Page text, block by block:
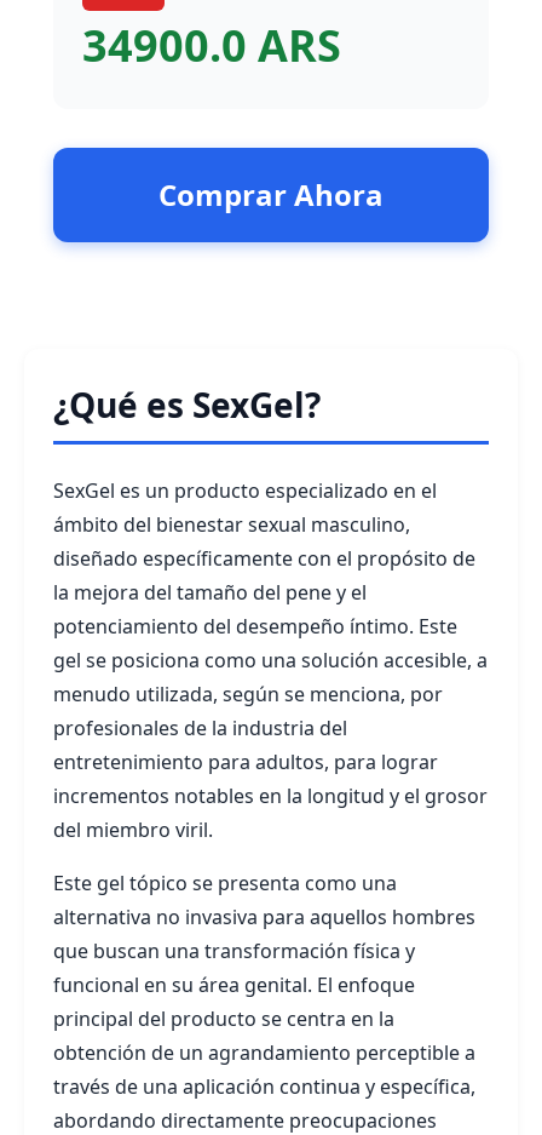
34900.0 ARS
Comprar Ahora
¿Qué es SexGel?
SexGel es un producto especializado en el
ámbito del bienestar sexual masculino,
diseñado específicamente con el propósito de
la mejora del tamaño del pene y el
potenciamiento del desempeño íntimo. Este
gel se posiciona como una solución accesible, a
menudo utilizada, según se menciona, por
profesionales de la industria del
entretenimiento para adultos, para lograr
incrementos notables en la longitud y el grosor
del miembro viril.
Este gel tópico se presenta como una
alternativa no invasiva para aquellos hombres
que buscan una transformación física y
funcional en su área genital. El enfoque
principal del producto se centra en la
obtención de un agrandamiento perceptible a
través de una aplicación continua y específica,
abordando directamente preocupaciones